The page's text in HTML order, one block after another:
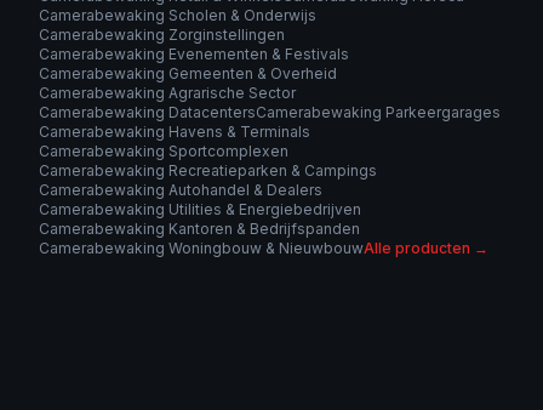
Camerabewaking Scholen & Onderwijs
Camerabewaking Zorginstellingen
Camerabewaking Evenementen & Festivals
Camerabewaking Gemeenten & Overheid
Camerabewaking Agrarische Sector
Camerabewaking DatacentersCamerabewaking Parkeergarages
Camerabewaking Havens & Terminals
Camerabewaking Sportcomplexen
Camerabewaking Recreatieparken & Campings
Camerabewaking Autohandel & Dealers
Camerabewaking Utilities & Energiebedrijven
Camerabewaking Kantoren & Bedrijfspanden
Camerabewaking Woningbouw & NieuwbouwAlle producten →